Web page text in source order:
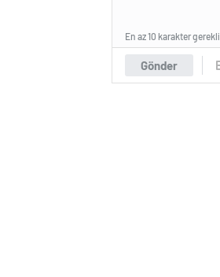
Gönder
En az 10 karakter gerekli